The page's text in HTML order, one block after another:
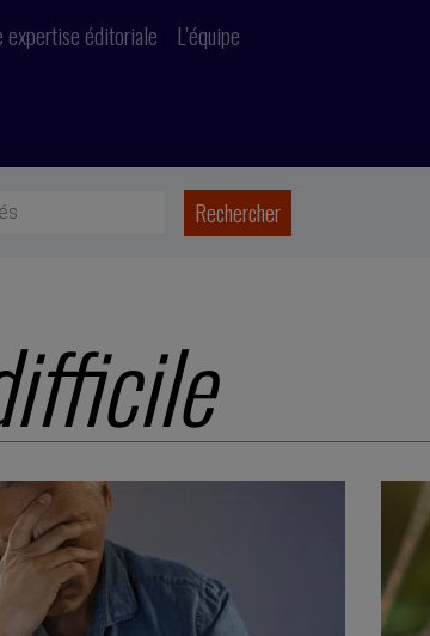
expertise éditoriale L’équipe